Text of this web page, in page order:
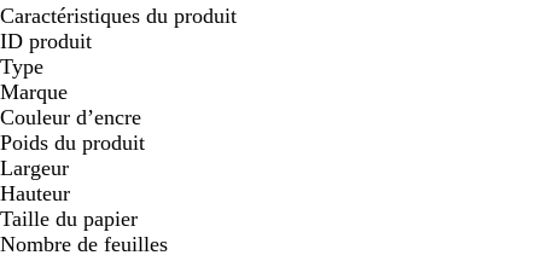
Caractéristiques du produit
ID produit
Type
Marque
Couleur d’encre
Poids du produit
Largeur
Hauteur
Taille du papier
Nombre de feuilles